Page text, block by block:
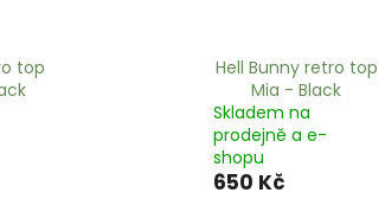
top
Hell Bunny retro top
Mia - Black
Skladem na
prodejně a e-
shopu
650 Kč